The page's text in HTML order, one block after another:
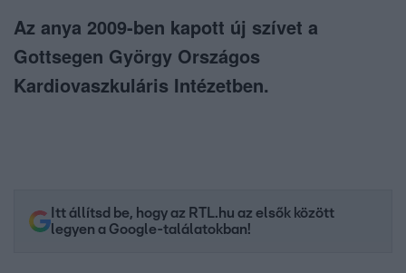
Az anya 2009-ben kapott új szívet a
Gottsegen György Országos
Kardiovaszkuláris Intézetben.
Itt állítsd be, hogy az RTL.hu az elsők között
legyen a Google-találatokban!